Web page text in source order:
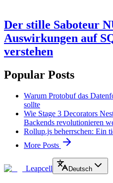
Der stille Saboteur
Auswirkungen auf
verstehen
Popular Posts
Warum Protobuf das
sollte
Wie Stage 3 Decorators
Backends revolutionieren
Rollup.js beherrschen: Ein
More Posts
Leapcell Deutsch